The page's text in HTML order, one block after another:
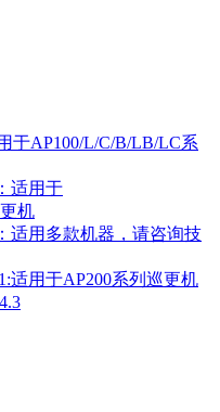
于AP100/L/C/B/LB/LC系
适用于
机
适用多款机器，请咨询技
适用于AP200系列巡更机